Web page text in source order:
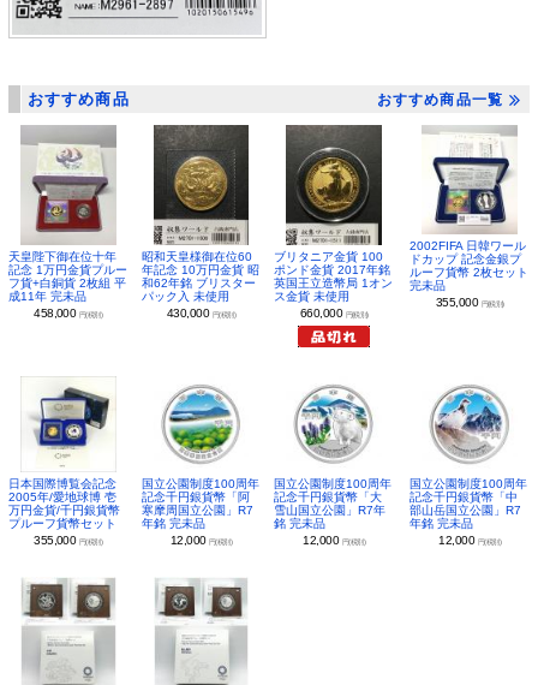
おすすめ商品 おすすめ商品一覧
天皇陛下御在位十年
記念 1万円金貨プルー
フ貨+白銅貨 2枚組 平
成11年 完未品
458,000 円(税別)
昭和天皇様御在位60
年記念 10万円金貨 昭
和62年銘 ブリスター
パック入 未使用
430,000 円(税別)
ブリタニア金貨 100
ポンド金貨 2017年銘
英国王立造幣局 1オン
ス金貨 未使用
660,000 円(税別)
2002FIFA 日韓ワール
ドカップ 記念金銀プ
ルーフ貨幣 2枚セット
完未品
355,000 円(税別)
日本国際博覧会記念
2005年/愛地球博 壱
万円金貨/千円銀貨幣
プルーフ貨幣セット
355,000 円(税別)
国立公園制度100周年
記念千円銀貨幣「阿
寒摩周国立公園」R7
年銘 完未品
12,000 円(税別)
国立公園制度100周年
記念千円銀貨幣「大
雪山国立公園」R7年
銘 完未品
12,000 円(税別)
国立公園制度100周年
記念千円銀貨幣「中
部山岳国立公園」R7
年銘 完未品
12,000 円(税別)